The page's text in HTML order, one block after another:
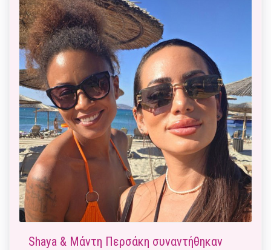
Shaya & Μάντη Περσάκη συναντήθηκαν